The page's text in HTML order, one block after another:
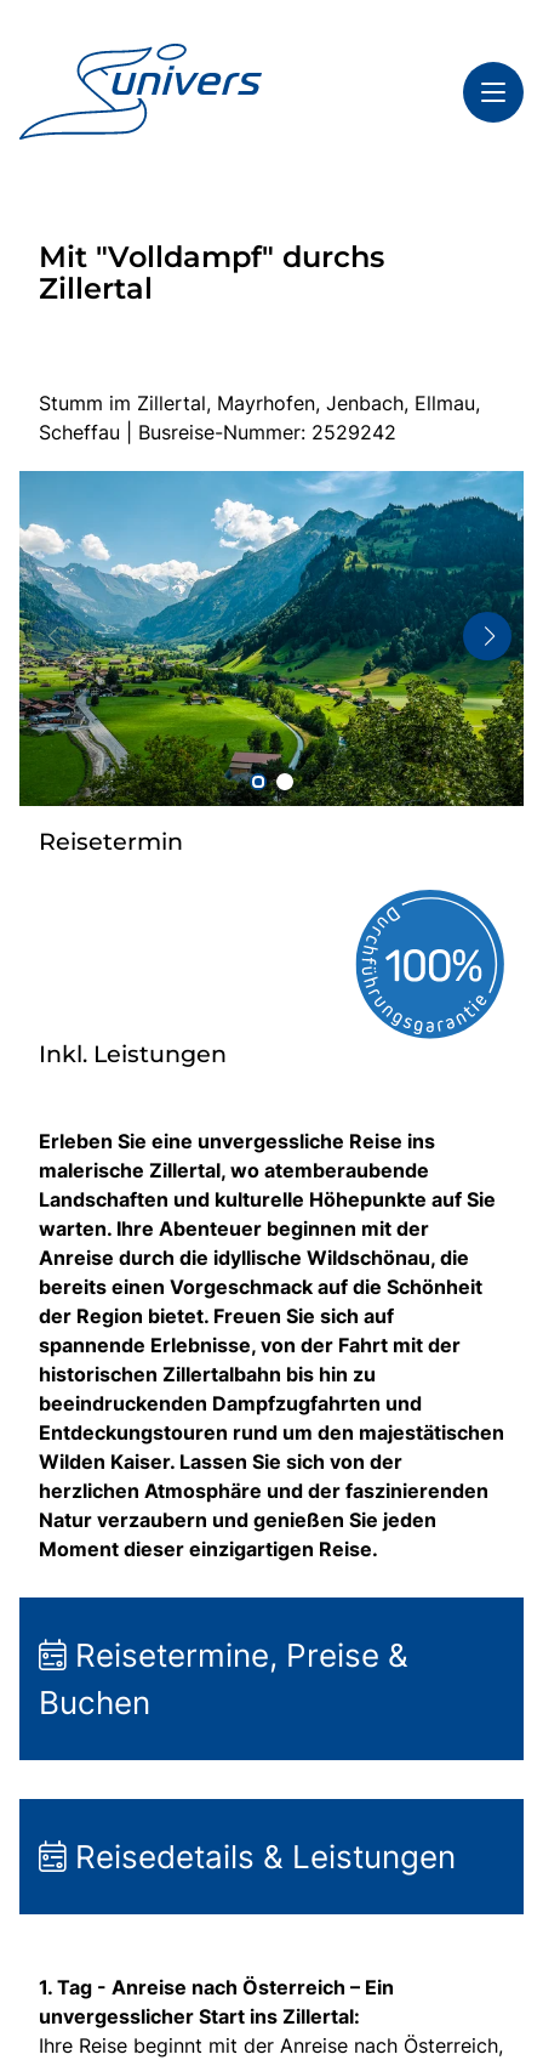
Highlights
Service
Tagesfahrten
Flugreisen
Busanmietung
Service
Kontakt
Mit "Volldampf" durchs
Zillertal
Stumm im Zillertal, Mayrhofen, Jenbach, Ellmau,
Scheffau | Busreise-Nummer: 2529242
Reisetermin
Inkl. Leistungen
Erleben Sie eine unvergessliche Reise ins
malerische Zillertal, wo atemberaubende
Landschaften und kulturelle Höhepunkte auf Sie
warten. Ihre Abenteuer beginnen mit der
Anreise durch die idyllische Wildschönau, die
bereits einen Vorgeschmack auf die Schönheit
der Region bietet. Freuen Sie sich auf
spannende Erlebnisse, von der Fahrt mit der
historischen Zillertalbahn bis hin zu
beeindruckenden Dampfzugfahrten und
Entdeckungstouren rund um den majestätischen
Wilden Kaiser. Lassen Sie sich von der
herzlichen Atmosphäre und der faszinierenden
Natur verzaubern und genießen Sie jeden
Moment dieser einzigartigen Reise.
Reisetermine, Preise &
Buchen
Reisedetails & Leistungen
1. Tag - Anreise nach Österreich – Ein
unvergesslicher Start ins Zillertal:
Ihre Reise beginnt mit der Anreise nach Österreich,